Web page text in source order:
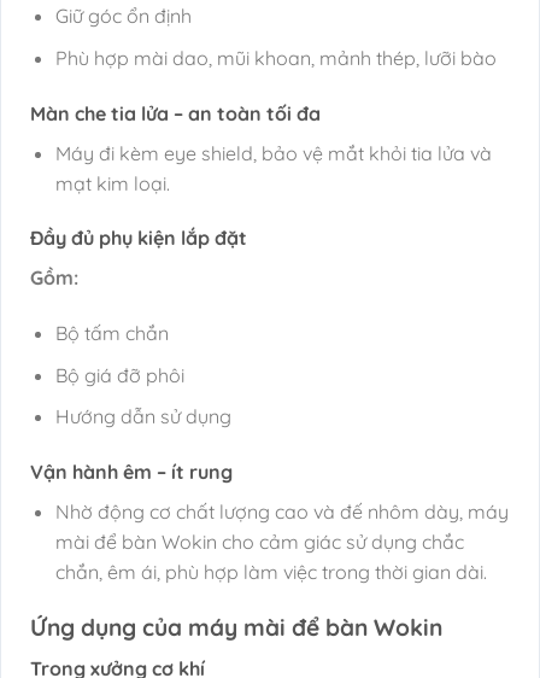
Giữ góc ổn định
Phù hợp mài dao, mũi khoan, mảnh thép, lưỡi bào
Màn che tia lửa – an toàn tối đa
Máy đi kèm eye shield, bảo vệ mắt khỏi tia lửa và
mạt kim loại.
Đầy đủ phụ kiện lắp đặt
Gồm:
Bộ tấm chắn
Bộ giá đỡ phôi
Hướng dẫn sử dụng
Vận hành êm – ít rung
Nhờ động cơ chất lượng cao và đế nhôm dày, máy
mài để bàn Wokin cho cảm giác sử dụng chắc
chắn, êm ái, phù hợp làm việc trong thời gian dài.
Ứng dụng của máy mài để bàn Wokin
Trong xưởng cơ khí